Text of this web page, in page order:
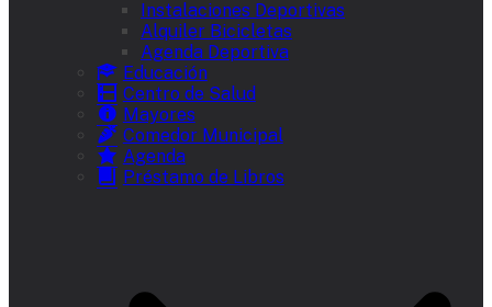
Instalaciones Deportivas
Alquiler Bicicletas
Agenda Deportiva
Educación
Centro de Salud
Mayores
Comedor Municipal
Agenda
Préstamo de Libros